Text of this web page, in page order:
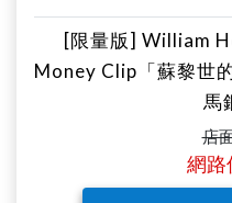
[限量版] William
Money Clip「蘇黎世
馬
店
網路